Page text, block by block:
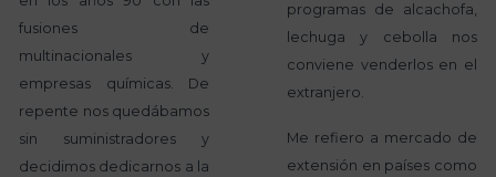
fusiones de
multinacionales y
empresas químicas. De
repente nos quedábamos
sin suministradores y
decidimos dedicarnos a la
programas de alcachofa,
lechuga y cebolla nos
conviene venderlos en el
extranjero.
Me refiero a mercado de
extensión en países como